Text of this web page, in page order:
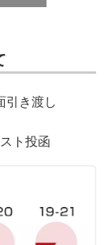
き渡し
ト投函